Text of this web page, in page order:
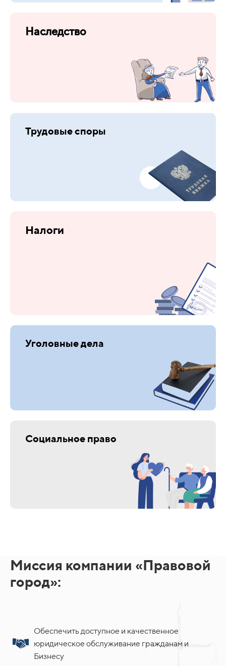
Наследство
Трудовые споры
Налоги
Уголовные дела
Социальное право
Миссия компании «Правовой
город»:
Обеспечить доступное и качественное
юридическое обслуживание гражданам и
Бизнесу